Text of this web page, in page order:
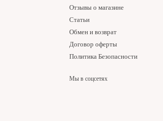
Отзывы о магазине
Статьи
Обмен и возврат
Договор оферты
Политика Безопасности
Мы в соцсетях